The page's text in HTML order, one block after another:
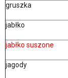
gruszka
jabłko
jabłko suszone
jagody